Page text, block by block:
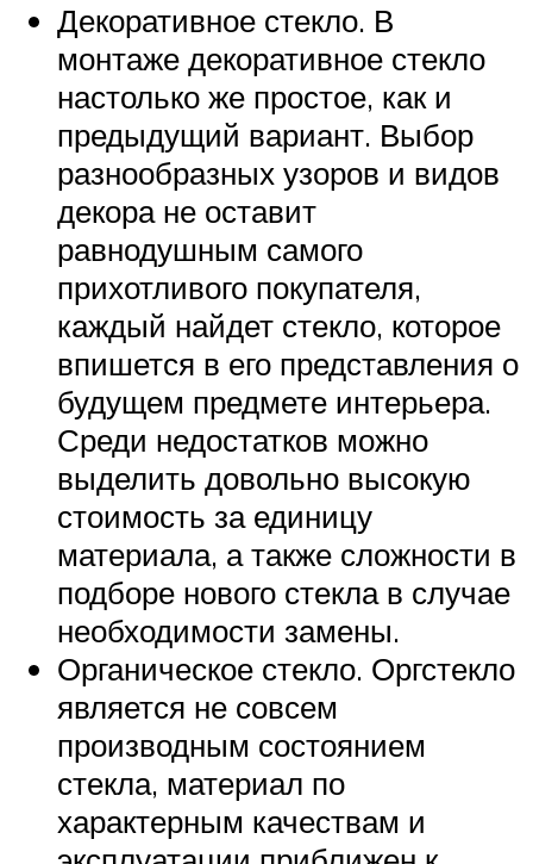
Декоративное стекло. В
монтаже декоративное стекло
настолько же простое, как и
предыдущий вариант. Выбор
разнообразных узоров и видов
декора не оставит
равнодушным самого
прихотливого покупателя,
каждый найдет стекло, которое
впишется в его представления о
будущем предмете интерьера.
Среди недостатков можно
выделить довольно высокую
стоимость за единицу
материала, а также сложности в
подборе нового стекла в случае
необходимости замены.
Органическое стекло. Оргстекло
является не совсем
производным состоянием
стекла, материал по
характерным качествам и